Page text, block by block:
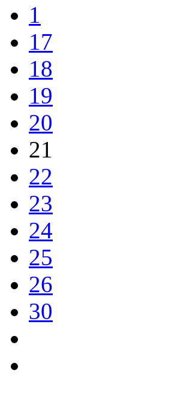
1
17
18
19
20
21
22
23
24
25
26
30